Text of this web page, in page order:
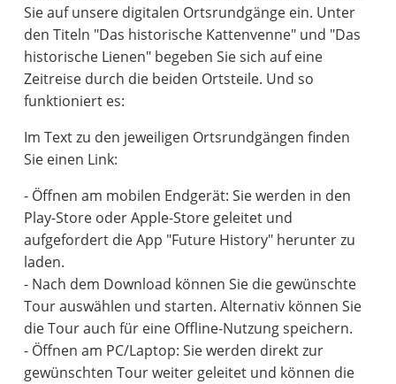
Sie auf unsere digitalen Ortsrundgänge ein. Unter
den Titeln "Das historische Kattenvenne" und "Das
historische Lienen" begeben Sie sich auf eine
Zeitreise durch die beiden Ortsteile. Und so
funktioniert es:
Im Text zu den jeweiligen Ortsrundgängen finden
Sie einen Link:
- Öffnen am mobilen Endgerät: Sie werden in den
Play-Store oder Apple-Store geleitet und
aufgefordert die App "Future History" herunter zu
laden.
- Nach dem Download können Sie die gewünschte
Tour auswählen und starten. Alternativ können Sie
die Tour auch für eine Offline-Nutzung speichern.
- Öffnen am PC/Laptop: Sie werden direkt zur
gewünschten Tour weiter geleitet und können die